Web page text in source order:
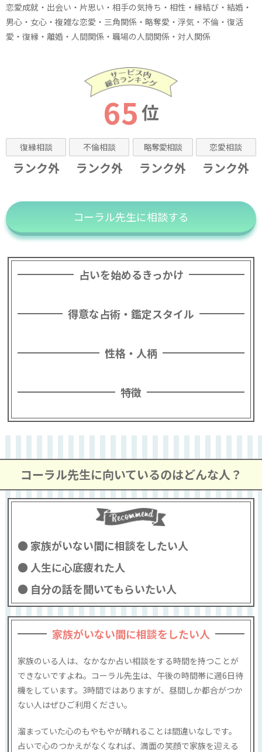
恋愛成就・出会い・片思い・相手の気持ち・相性・縁結び・結婚・
男心・女心・複雑な恋愛・三角関係・略奪愛・浮気・不倫・復活
愛・復縁・離婚・人間関係・職場の人間関係・対人関係
65位
復縁相談
ランク外
不倫相談
ランク外
略奪愛相談
ランク外
恋愛相談
ランク外
コーラル先生に相談する
占いを始めるきっかけ
得意な占術・鑑定スタイル
性格・人柄
特徴
コーラル先生に向いているのはどんな人？
家族がいない間に相談をしたい人
人生に心底疲れた人
自分の話を聞いてもらいたい人
家族がいない間に相談をしたい人
家族のいる人は、なかなか占い相談をする時間を持つことが
できないですよね。コーラル先生は、午後の時間帯に週6日待
機をしています。3時間ではありますが、昼間しか都合がつか
ない人はぜひご利用ください。
溜まっていた心のもやもやが晴れることは間違いなしです。
占いで心のつかえがなくなれば、満面の笑顔で家族を迎える